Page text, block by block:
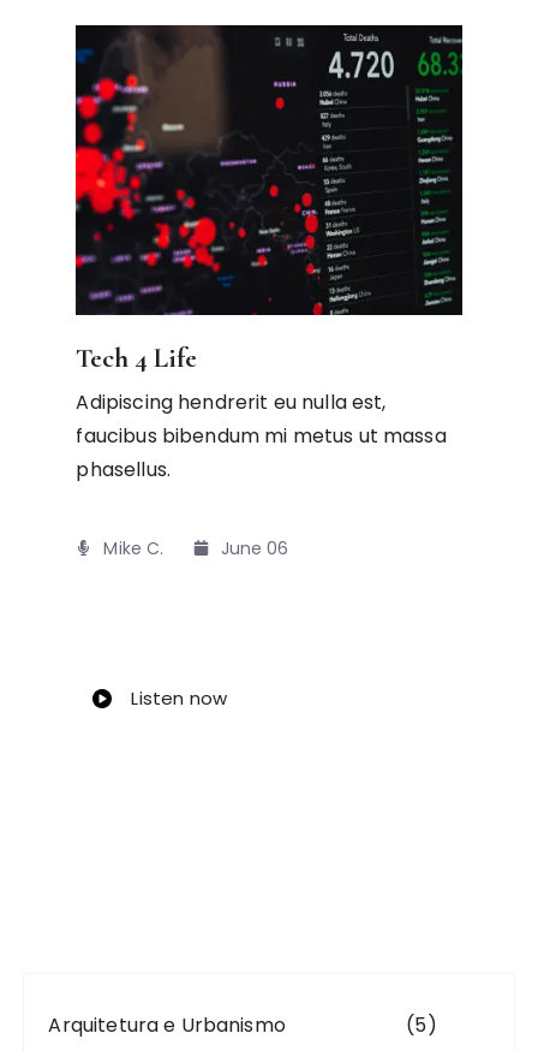
Tech 4 Life
Adipiscing hendrerit eu nulla est,
faucibus bibendum mi metus ut massa
phasellus.
Mike C.​ June 06
Listen now
Arquitetura e Urbanismo (5)